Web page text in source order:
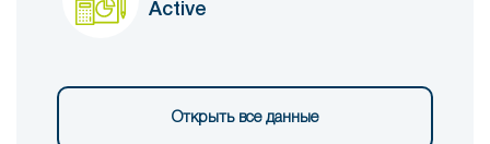
Active
Открыть все данные